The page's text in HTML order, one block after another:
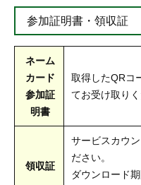
参加証明書・領収証
ネーム
カード
参加証
明書
取得したQRコ
てお受け取りく
領収証
サービスカウ
ださい。
ダウンロード